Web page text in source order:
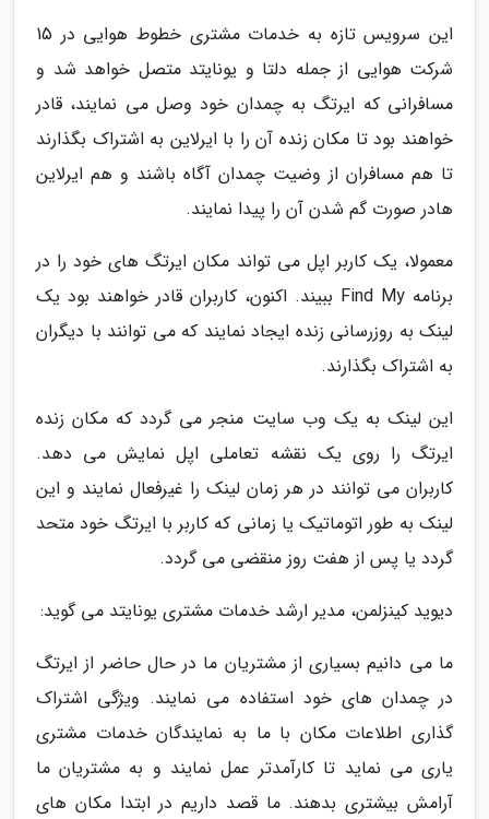
این سرویس تازه به خدمات مشتری خطوط هوایی در 15
شرکت هوایی از جمله دلتا و یونایتد متصل خواهد شد و
مسافرانی که ایرتگ به چمدان خود وصل می نمایند، قادر
خواهند بود تا مکان زنده آن را با ایرلاین به اشتراک بگذارند
تا هم مسافران از وضیت چمدان آگاه باشند و هم ایرلاین
هادر صورت گم شدن آن را پیدا نمایند.
معمولا، یک کاربر اپل می تواند مکان ایرتگ های خود را در
برنامه Find My ببیند. اکنون، کاربران قادر خواهند بود یک
لینک به روزرسانی زنده ایجاد نمایند که می توانند با دیگران
به اشتراک بگذارند.
این لینک به یک وب سایت منجر می گردد که مکان زنده
ایرتگ را روی یک نقشه تعاملی اپل نمایش می دهد.
کاربران می توانند در هر زمان لینک را غیرفعال نمایند و این
لینک به طور اتوماتیک یا زمانی که کاربر با ایرتگ خود متحد
گردد یا پس از هفت روز منقضی می گردد.
دیوید کینزلمن، مدیر ارشد خدمات مشتری یونایتد می گوید:
ما می دانیم بسیاری از مشتریان ما در حال حاضر از ایرتگ
در چمدان های خود استفاده می نمایند. ویژگی اشتراک
گذاری اطلاعات مکان با ما به نمایندگان خدمات مشتری
یاری می نماید تا کارآمدتر عمل نمایند و به مشتریان ما
آرامش بیشتری بدهند. ما قصد داریم در ابتدا مکان های